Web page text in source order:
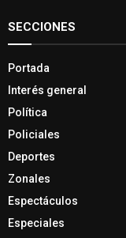
SECCIONES
Portada
Interés general
Política
Policiales
Deportes
Zonales
Espectáculos
Especiales